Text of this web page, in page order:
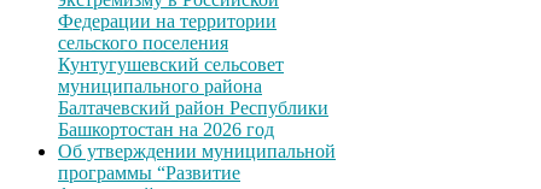
Федерации на территории
сельского поселения
Кунтугушевский сельсовет
муниципального района
Балтачевский район Республики
Башкортостан на 2026 год
Об утверждении муниципальной
программы “Развитие